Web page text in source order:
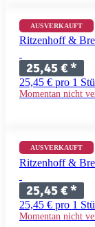
AUSVERKAUFT
Ritzenhoff &
25,45 €*
25,45 € pro 1
Momentan nicht
AUSVERKAUFT
Ritzenhoff &
25,45 €*
25,45 € pro 1
Momentan nicht